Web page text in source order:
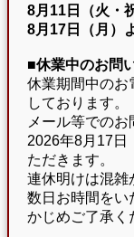
8月11日（火・
8月17日（月）
■休業中のお問
休業期間中のお
しております。
メール等でのお
2026年8月17日
ただきます。
連休明けは混雑
数日お時間をい
かじめご了承く